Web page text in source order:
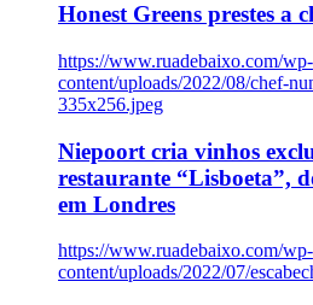
Honest Greens prestes a
https://www.ruadebaixo.com/wp-
content/uploads/2022/08/chef-
335x256.jpeg
Niepoort cria vinhos
restaurante “Lisboeta”,
em Londres
https://www.ruadebaixo.com/wp-
content/uploads/2022/07/